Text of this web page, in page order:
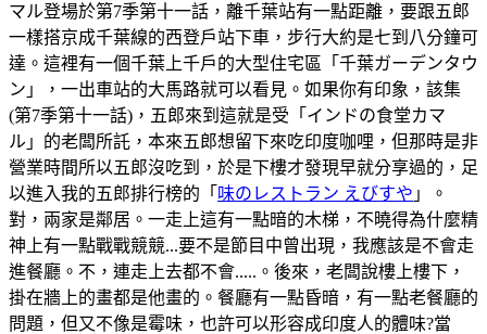
マル登場於第7季第十一話，離千葉站有一點距離，要跟五郎
一樣搭京成千葉線的西登戶站下車，步行大約是七到八分鐘可
達。這裡有一個千葉上千戶的大型住宅區「千葉ガーデンタウ
ン」，一出車站的大馬路就可以看見。如果你有印象，該集
(第7季第十一話)，五郎來到這就是受「インドの食堂カマ
ル」的老闆所託，本來五郎想留下來吃印度咖哩，但那時是非
營業時間所以五郎沒吃到，於是下樓才發現早就分享過的，足
以進入我的五郎排行榜的「 味のレストラン えびすや 」。
對，兩家是鄰居。一走上這有一點暗的木梯，不曉得為什麼精
神上有一點戰戰競競...要不是節目中曾出現，我應該是不會走
進餐廳。不，連走上去都不會.....。後來，老闆說樓上樓下，
掛在牆上的畫都是他畫的。餐廳有一點昏暗，有一點老餐廳的
問題，但又不像是霉味，也許可以形容成印度人的體味?當